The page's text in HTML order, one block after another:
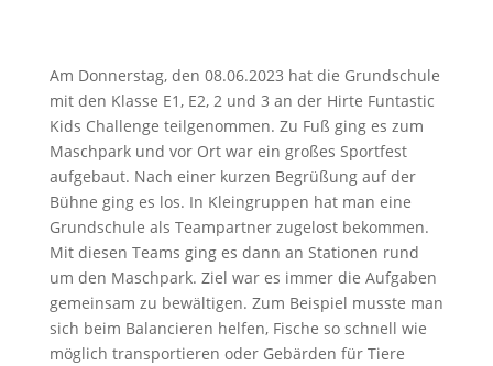
Am Donnerstag, den 08.06.2023 hat die Grundschule
mit den Klasse E1, E2, 2 und 3 an der Hirte Funtastic
Kids Challenge teilgenommen. Zu Fuß ging es zum
Maschpark und vor Ort war ein großes Sportfest
aufgebaut. Nach einer kurzen Begrüßung auf der
Bühne ging es los. In Kleingruppen hat man eine
Grundschule als Teampartner zugelost bekommen.
Mit diesen Teams ging es dann an Stationen rund
um den Maschpark. Ziel war es immer die Aufgaben
gemeinsam zu bewältigen. Zum Beispiel musste man
sich beim Balancieren helfen, Fische so schnell wie
möglich transportieren oder Gebärden für Tiere